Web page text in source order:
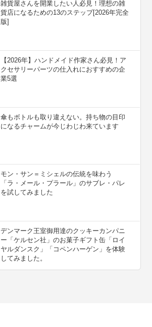
雑貨屋さんを開業したい人必見！理想の雑
貨店になるための13のステップ[2026年完全
版]
【2026年】ハンドメイド作家さん必見！ア
クセサリーパーツの仕入れにおすすめの企
業5選
傘もボトルも取り違えない。持ち物の目印
になるチャームが今じわじわ来ています
モン・サン＝ミシェルの伝統を味わう
「ラ・メール・プラール」のサブレ・パレ
を試してみました
デンマーク王室御用達のクッキーカンパニ
ー「ケルセン社」のお菓子ギフト缶「ロイ
ヤルダンスク」「コペンハーゲン」を体験
してみました。